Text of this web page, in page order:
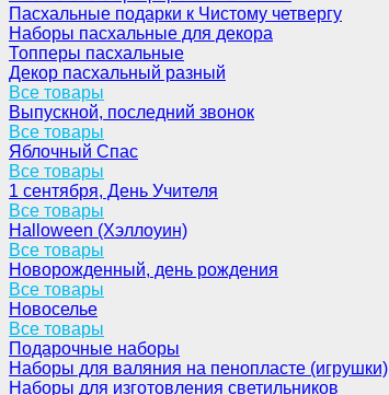
Пасхальные подарки к Чистому четвергу
Наборы пасхальные для декора
Топперы пасхальные
Декор пасхальный разный
Все товары
Выпускной, последний звонок
Все товары
Яблочный Спас
Все товары
1 сентября, День Учителя
Все товары
Halloween (Хэллоуин)
Все товары
Новорожденный, день рождения
Все товары
Новоселье
Все товары
Подарочные наборы
Наборы для валяния на пенопласте (игрушки)
Наборы для изготовления светильников